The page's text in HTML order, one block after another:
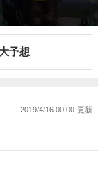
予想
2019/4/16 00:00